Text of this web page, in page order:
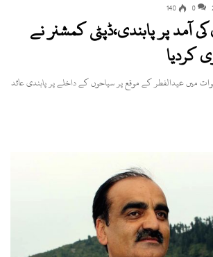
0
140
آمد پر پابندی،ڈپٹی کمشنر نے
کردیا
میں عیدالفطر کے موقع پر سیاحوں کے داخلے پر پابندی عائد